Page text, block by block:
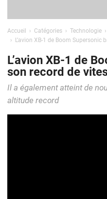
Accueil Catégories Technologie
L’avion XB-1 de Boom Supersonic
L’avion XB-1 de
son record de
Il a également atteint de
altitude record